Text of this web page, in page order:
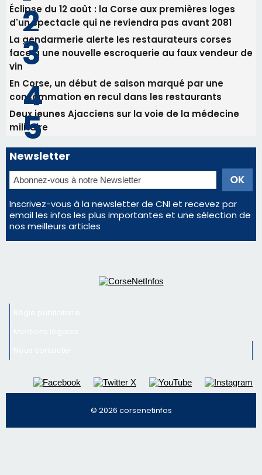
Deux jeunes Ajacciens sur la voie de la médecine
militaire
Newsletter
Inscrivez-vous à la newsletter de CNI et recevez par
email les infos les plus importantes et une sélection de
nos meilleurs articles
Régie publicitaire
Mentions légales
Nous contacter